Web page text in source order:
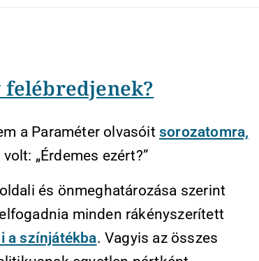
felébredjenek?
a Paraméter olvasóit sorozatomra,
„Érdemes ezért?”
és önmeghatározása szerint
minden rákényszerített
a színjátékba. Vagyis az összes